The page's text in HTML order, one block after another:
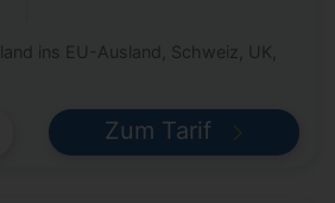
ins EU-Ausland, Schweiz, UK,
Zum Tarif